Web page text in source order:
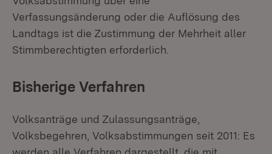
Verfassungsänderung oder die Auflösung des
Landtags ist die Zustimmung der Mehrheit aller
Stimmberechtigten erforderlich.
Bisherige Verfahren
Volksanträge und Zulassungsanträge,
Volksbegehren, Volksabstimmungen seit 2011: Es